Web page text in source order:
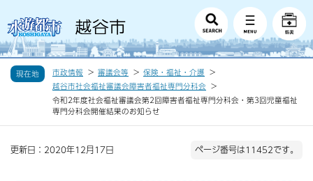
現在地 市政情報 審議会等
保険・福祉・介護
越谷市社会福祉審議会障害者福祉専門分科会
令和2年度社会福祉審議会第2回障害者福祉専門分科会・第3回児童福祉
専門分科会開催結果のお知らせ
更新日：2020年12月17日 ページ番号は11452です。